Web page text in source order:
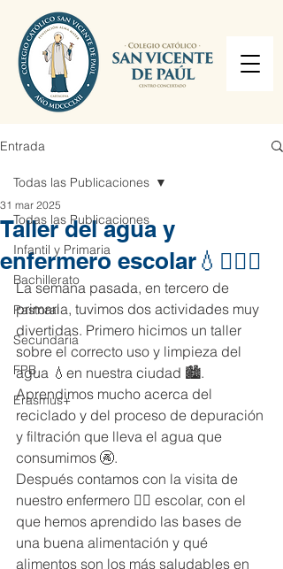
Entrada
Todas las Publicaciones
Infantil y Primaria
Bachillerato
Pastoral
Secundaria
FPB
Erasmus+
Todas las Publicaciones
Taller del agua y
enfermero escolar💧🧑🏻‍⚕️
31 mar 2025
La semana pasada, en tercero de
primaria, tuvimos dos actividades muy
divertidas. Primero hicimos un taller
sobre el correcto uso y limpieza del
agua 💧en nuestra ciudad 🏙️.
Aprendimos mucho acerca del
reciclado y del proceso de depuración
y filtración que lleva el agua que
consumimos 🚱.
Después contamos con la visita de
nuestro enfermero 👨‍⚕️ escolar, con el
que hemos aprendido las bases de
una buena alimentación y qué
alimentos son los más saludables en